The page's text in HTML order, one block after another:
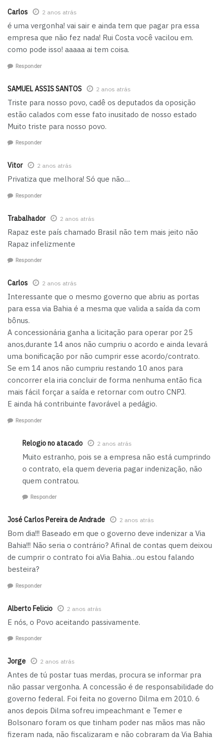
Carlos 2 anos atrás
é uma vergonha! vai sair e ainda tem que pagar pra essa
empresa que não fez nada! Rui Costa você vacilou em.
como pode isso! aaaaa ai tem coisa.
Responder
SAMUEL ASSIS SANTOS 2 anos atrás
Triste para nosso povo, cadê os deputados da oposição
estão calados com esse fato inusitado de nosso estado
Muito triste para nosso povo.
Responder
Vitor 2 anos atrás
Privatiza que melhora! Só que não…
Responder
Trabalhador 2 anos atrás
Rapaz este país chamado Brasil não tem mais jeito não
Rapaz infelizmente
Responder
Carlos 2 anos atrás
Interessante que o mesmo governo que abriu as portas
para essa via Bahia é a mesma que valida a saída da com
bônus.
A concessionária ganha a licitação para operar por 25
anos,durante 14 anos não cumpriu o acordo e ainda levará
uma bonificação por não cumprir esse acordo/contrato.
Se em 14 anos não cumpriu restando 10 anos para
concorrer ela iria concluir de forma nenhuma então fica
mais fácil forçar a saída e retornar com outro CNPJ.
E ainda há contribuinte favorável a pedágio.
Responder
Relogio no atacado 2 anos atrás
Muito estranho, pois se a empresa não está cumprindo
o contrato, ela quem deveria pagar indenização, não
quem contratou.
Responder
José Carlos Pereira de Andrade 2 anos atrás
Bom dia!!! Baseado em que o governo deve indenizar a Via
Bahia!!! Não seria o contrário? Afinal de contas quem deixou
de cumprir o contrato foi aVia Bahia…ou estou falando
besteira?
Responder
Alberto Felicio 2 anos atrás
E nós, o Povo aceitando passivamente.
Responder
Jorge 2 anos atrás
Antes de tú postar tuas merdas, procura se informar pra
não passar vergonha. A concessão é de responsabilidade do
governo federal. Foi feita no governo Dilma em 2010. 6
anos depois Dilma sofreu impeachmant e Temer e
Bolsonaro foram os que tinham poder nas mãos mas não
fizeram nada, não fiscalizaram e não cobraram da Via Bahia